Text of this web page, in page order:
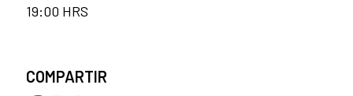
19:00 HRS
COMPARTIR